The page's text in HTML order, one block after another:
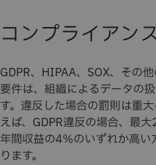
コンプライアン
GDPR、HIPAA、SOX、その
要件は、組織によるデータの
す。違反した場合の罰則は重
えば、GDPR違反の場合、最
年間収益の4％のいずれか高
ります。